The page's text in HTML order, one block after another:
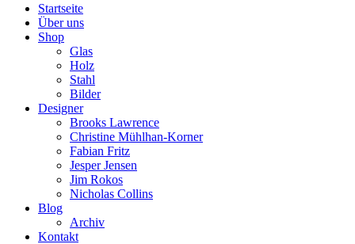
Startseite
Über uns
Shop
Glas
Holz
Stahl
Bilder
Designer
Brooks Lawrence
Christine Mühlhan-Korner
Fabian Fritz
Jesper Jensen
Jim Rokos
Nicholas Collins
Blog
Archiv
Kontakt